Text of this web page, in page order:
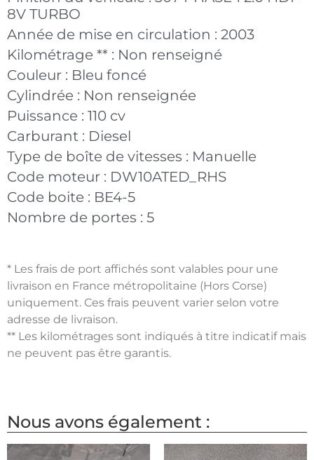
8V TURBO
Année de mise en circulation : 2003
Kilométrage ** : Non renseigné
Couleur : Bleu foncé
Cylindrée : Non renseignée
Puissance : 110 cv
Carburant : Diesel
Type de boîte de vitesses : Manuelle
Code moteur : DW10ATED_RHS
Code boite : BE4-5
Nombre de portes : 5
* Les frais de port affichés sont valables pour une
livraison en France métropolitaine (Hors Corse)
uniquement. Ces frais peuvent varier selon votre
adresse de livraison.
** Les kilométrages sont indiqués à titre indicatif mais
ne peuvent pas être garantis.
Nous avons également :